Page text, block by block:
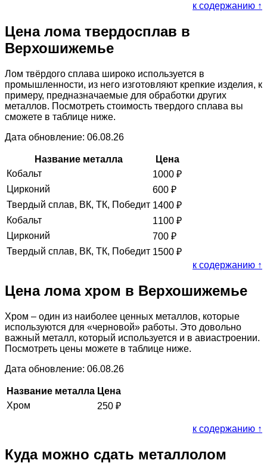
к содержанию ↑
Цена лома твердосплав в
Верхошижемье
Лом твёрдого сплава широко используется в
промышленности, из него изготовляют крепкие изделия, к
примеру, предназначаемые для обработки других
металлов. Посмотреть стоимость твердого сплава вы
сможете в таблице ниже.
Дата обновление: 06.08.26
Название металла
Цена
Кобальт
1000 ₽
Цирконий
600 ₽
Твердый сплав, ВК, ТК, Победит 1400 ₽
Кобальт
1100 ₽
Цирконий
700 ₽
Твердый сплав, ВК, ТК, Победит 1500 ₽
к содержанию ↑
Цена лома хром в Верхошижемье
Хром – один из наиболее ценных металлов, которые
используются для «черновой» работы. Это довольно
важный металл, который используется и в авиастроении.
Посмотреть цены можете в таблице ниже.
Дата обновление: 06.08.26
Название металла Цена
Хром
250 ₽
к содержанию ↑
Куда можно сдать металлолом